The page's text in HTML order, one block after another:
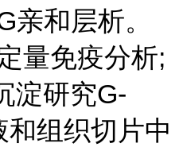
和层析。
量免疫分析;
淀研究G-
组织切片中